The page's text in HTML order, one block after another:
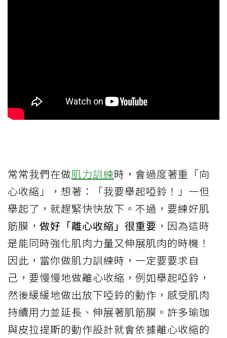
常常我們在做肌力訓練時，會過度著重「向
心收縮」，想著：「我要舉起啞鈴！」一但
舉起了，就趕緊快快放下。不過，要練好肌
筋膜， 做好「離心收縮」很重要 ，因為這時
是能同時強化肌肉力量又伸展肌肉的時機！
因此，當你做肌力訓練時，一定要要求自
己，要慢慢地做離心收縮，例如舉起啞鈴，
然後緩緩地做出放下啞鈴的動作，感受肌肉
持續用力並延長、伸展著肌筋膜。許多瑜珈
與皮拉提斯的動作設計就會依據離心收縮的